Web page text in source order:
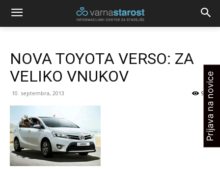
NOVA TOYOTA VERSO: ZA
VELIKO VNUKOV
10. septembra, 2013 966Prijava na novice